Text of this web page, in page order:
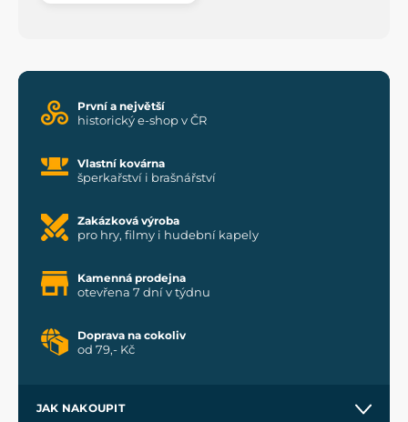
První a největší
historický e-shop v ČR
Vlastní kovárna
šperkařství i brašnářství
Zakázková výroba
pro hry, filmy i hudební kapely
Kamenná prodejna
otevřena 7 dní v týdnu
Doprava na cokoliv
od 79,- Kč
JAK NAKOUPIT